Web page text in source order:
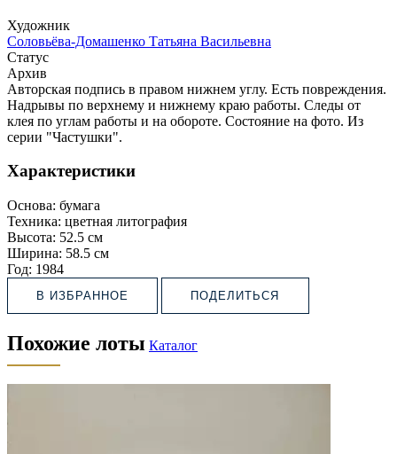
Художник
Соловьёва-Домашенко Татьяна Васильевна
Статус
Архив
Авторская подпись в правом нижнем углу. Есть повреждения.
Надрывы по верхнему и нижнему краю работы. Следы от
клея по углам работы и на обороте. Состояние на фото. Из
серии "Частушки".
Характеристики
Основа: бумага
Техника: цветная литография
Высота: 52.5 см
Ширина: 58.5 см
Год: 1984
В ИЗБРАННОЕ ПОДЕЛИТЬСЯ
Похожие лоты Каталог